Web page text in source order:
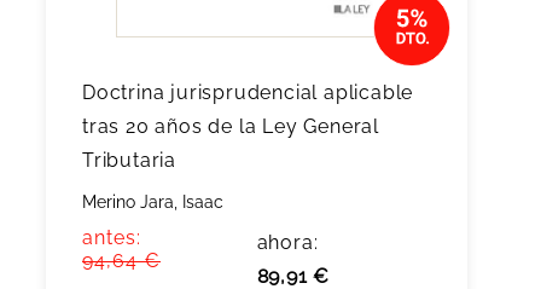
Doctrina jurisprudencial aplicable
tras 20 años de la Ley General
Tributaria
Merino Jara, Isaac
antes:
94,64 €
ahora:
89,91 €